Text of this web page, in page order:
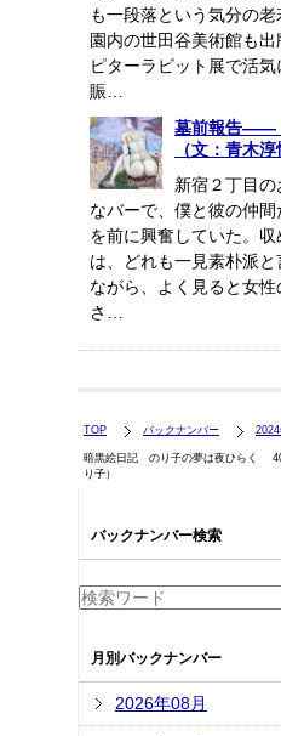
も一段落という気分の
園内の世田谷美術館も
ピターラビット展で活
賑…
墓前報告――
（文：青木淳
新宿２丁目の
なバーで、僕と彼の仲
を前に興奮していた。
は、どれも一見素朴派
ながら、よく見ると女
さ…
TOP バックナンバー
暗黒絵日記 のり子の夢は夜ひらく
り子）
バックナンバー検索
月別バックナンバー
2026年08月